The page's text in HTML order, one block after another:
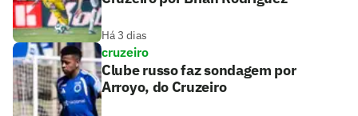
Há 3 dias
cruzeiro
Clube russo faz sondagem por
Arroyo, do Cruzeiro